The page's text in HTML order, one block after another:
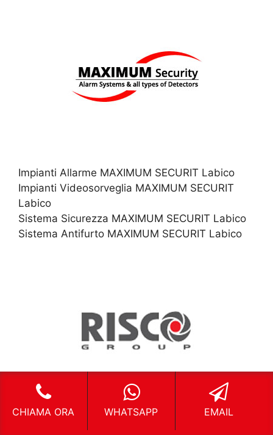
Impianti Allarme MAXIMUM SECURIT Labico
Impianti Videosorveglia MAXIMUM SECURIT
Labico
Sistema Sicurezza MAXIMUM SECURIT Labico
Sistema Antifurto MAXIMUM SECURIT Labico
CHIAMA ORA WHATSAPP EMAIL